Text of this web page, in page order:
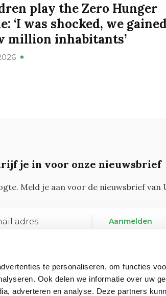
te personaliseren, om functies
Ook delen we informatie over uw
adverteren en analyse. Deze partners
play the Zero Hunger
‘I was shocked, we gained
million inhabitants’
je in voor onze nieuwsbrief
Meld je aan voor de nieuwsbrief van
Aanmelden